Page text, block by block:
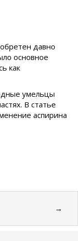
давно
основное
как
умельцы
В статье
аспирина
→